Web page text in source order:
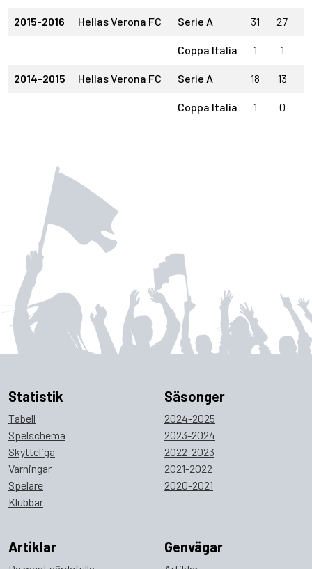
2015-2016 Hellas Verona FC Serie A 31 27
Coppa Italia 1 1
2014-2015 Hellas Verona FC Serie A 18 13
Coppa Italia 1 0
Statistik
Tabell
Spelschema
Skytteliga
Varningar
Spelare
Klubbar
Säsonger
2024-2025
2023-2024
2022-2023
2021-2022
2020-2021
Artiklar Genvägar